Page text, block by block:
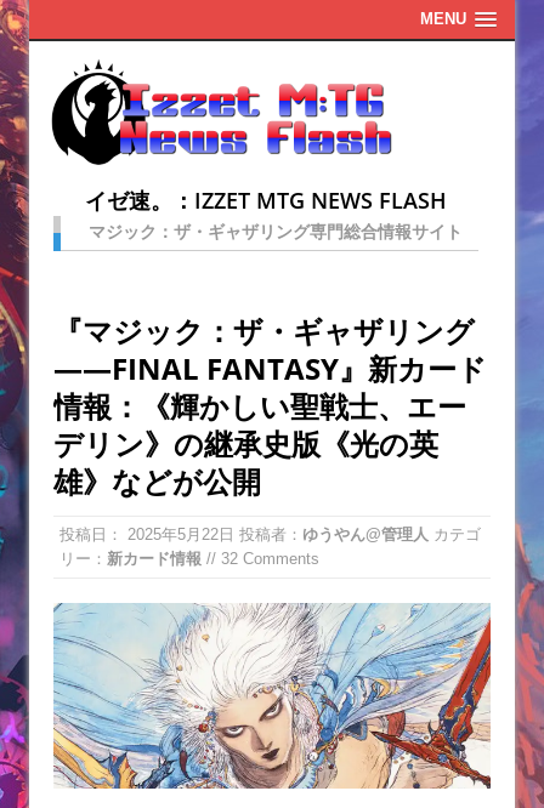
MENU
イゼ速。：IZZET MTG NEWS FLASH
マジック：ザ・ギャザリング専門総合情報サイト
『マジック：ザ・ギャザリング
——FINAL FANTASY』新カード
情報：《輝かしい聖戦士、エー
デリン》の継承史版《光の英
雄》などが公開
投稿日： 2025年5月22日 投稿者： ゆうやん@管理人 カテゴ
リー： 新カード情報 // 32 Comments